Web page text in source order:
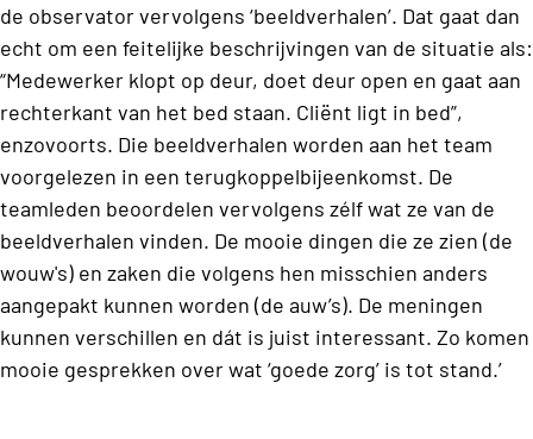
de observator vervolgens ‘beeldverhalen’. Dat gaat dan
echt om een feitelijke beschrijvingen van de situatie als:
“Medewerker klopt op deur, doet deur open en gaat aan
rechterkant van het bed staan. Cliënt ligt in bed”,
enzovoorts. Die beeldverhalen worden aan het team
voorgelezen in een terugkoppelbijeenkomst. De
teamleden beoordelen vervolgens zélf wat ze van de
beeldverhalen vinden. De mooie dingen die ze zien (de
wouw's) en zaken die volgens hen misschien anders
aangepakt kunnen worden (de auw’s). De meningen
kunnen verschillen en dát is juist interessant. Zo komen
mooie gesprekken over wat ‘goede zorg’ is tot stand.’